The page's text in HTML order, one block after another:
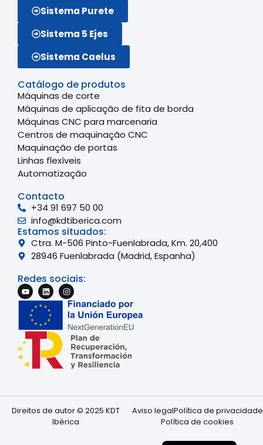
Sistema Purete
Sistema 5 Ejes
Sistema Caelus
Catálogo de produtos
Máquinas de corte
Máquinas de aplicação de fita de borda
Máquinas CNC para marcenaria
Centros de maquinação CNC
Maquinação de portas
Linhas flexíveis
Automatização
Contacto
+34 91 697 50 00
info@kdtiberica.com
Estamos situados:
Ctra. M-506 Pinto-Fuenlabrada, Km. 20,400
28946 Fuenlabrada (Madrid, Espanha)
Redes sociais:
Direitos de autor © 2025 KDT
Ibérica
Aviso legalPolítica de privacidade
Política de cookies
French
English